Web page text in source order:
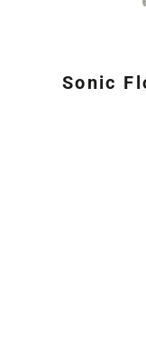
Sonic